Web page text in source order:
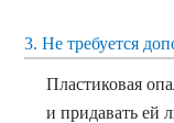
3. Не требуется
Пластиковая
и придавать ей